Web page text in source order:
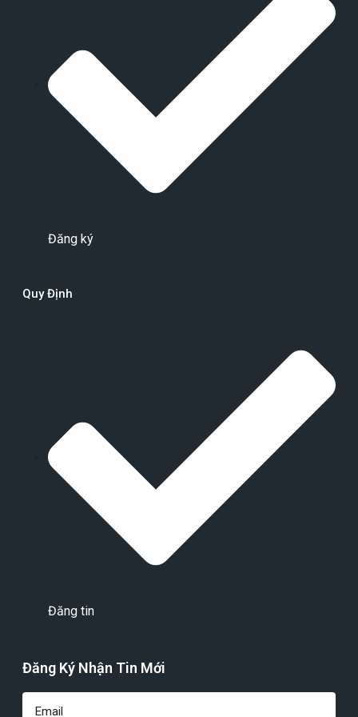
Đăng ký
Quy Định
Đăng tin
Đăng Ký Nhận Tin Mới